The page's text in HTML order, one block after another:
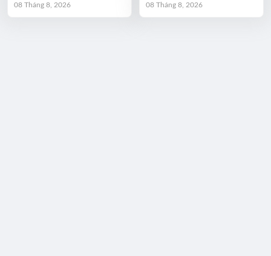
08 Tháng 8, 2026 08 Tháng 8, 2026